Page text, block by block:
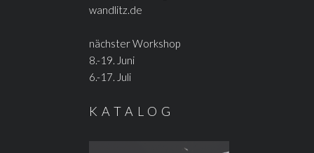
wandlitz.de
nächster Workshop
8.-19. Juni
6.-17. Juli
KATALOG